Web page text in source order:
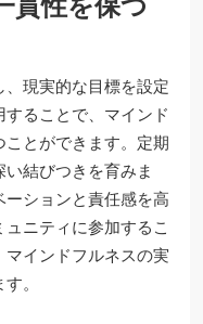
現実的な目標を設定
ることで、マインド
とができます。定期
結びつきを育みま
ションと責任感を高
ニティに参加するこ
インドフルネスの実
。